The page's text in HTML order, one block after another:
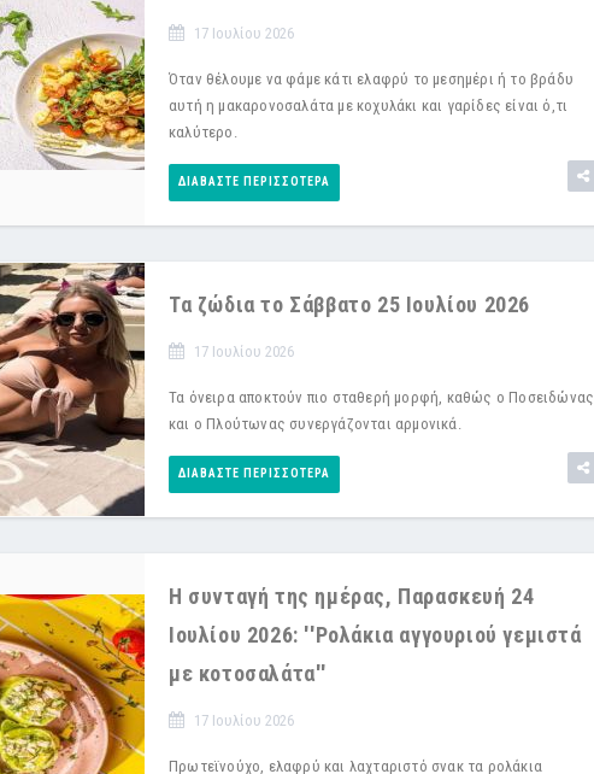
17 Ιουλίου 2026
Όταν θέλουμε να φάμε κάτι ελαφρύ το μεσημέρι ή το βράδυ
αυτή η μακαρονοσαλάτα με κοχυλάκι και γαρίδες είναι ό,τι
καλύτερο.
ΔΙΑΒΆΣΤΕ ΠΕΡΙΣΣΌΤΕΡΑ
Τα ζώδια το Σάββατο 25 Ιουλίου 2026
17 Ιουλίου 2026
Τα όνειρα αποκτούν πιο σταθερή μορφή, καθώς ο Ποσειδώνας
και ο Πλούτωνας συνεργάζονται αρμονικά.
ΔΙΑΒΆΣΤΕ ΠΕΡΙΣΣΌΤΕΡΑ
Η συνταγή της ημέρας, Παρασκευή 24
Ιουλίου 2026: ''Ρολάκια αγγουριού γεμιστά
με κοτοσαλάτα''
17 Ιουλίου 2026
Πρωτεϊνούχο, ελαφρύ και λαχταριστό σνακ τα ρολάκια